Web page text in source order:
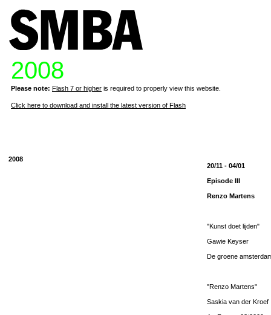
2008
Please note: Flash 7 or higher is required to properly view this website.
Click here to download and install the latest version of Flash
2008
20/11 - 04/01
Episode III
Renzo Martens
"Kunst doet lijden"
Gawie Keyser
De groene
"Renzo Martens"
Saskia van der Kroef